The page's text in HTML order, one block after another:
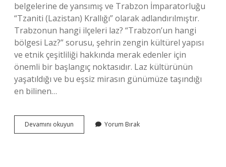
belgelerine de yansımış ve Trabzon İmparatorluğu
“Tzaniti (Lazistan) Krallığı” olarak adlandırılmıştır.
Trabzonun hangi ilçeleri laz? “Trabzon’un hangi
bölgesi Laz?” sorusu, şehrin zengin kültürel yapısı
ve etnik çeşitliliği hakkında merak edenler için
önemli bir başlangıç ​​noktasıdır. Laz kültürünün
yaşatıldığı ve bu eşsiz mirasın günümüze taşındığı
en bilinen…
Devamını okuyun Trabzonun
Hangi
Yorum Bırak